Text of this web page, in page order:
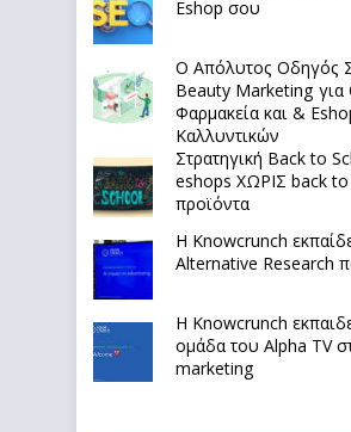
Eshop σου
Ο Απόλυτoς Οδηγός
Beauty Marketing για
Φαρμακεία και &
Καλλυντικών
Στρατηγική Back to
eshops ΧΩΡΙΣ back
προϊόντα
Η Knowcrunch
Alternative Research
Η Knowcrunch
ομάδα του Alpha TV
marketing